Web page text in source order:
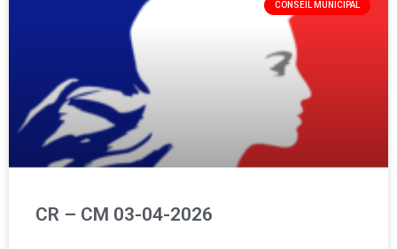
CONSEIL MUNICIPAL
CR – CM 03-04-2026